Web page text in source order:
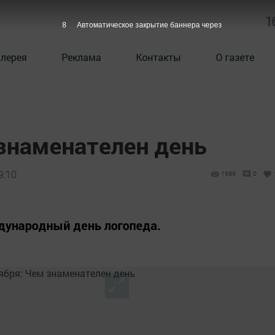
Реклама Контакты О газете
день
1689 0
день логопеда.
7 Автоматическое закрытие баннера через